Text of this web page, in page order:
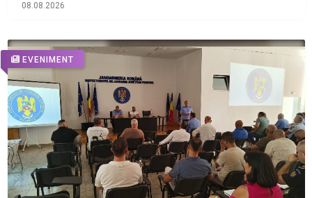
08.08.2026
EVENIMENT